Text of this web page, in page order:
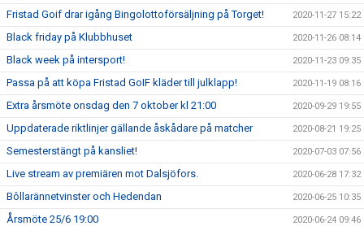
Fristad Goif drar igång Bingolottoförsäljning på Torget! 2020-11-27 15:22
Black friday på Klubbhuset 2020-11-26 08:14
Black week på intersport! 2020-11-23 09:35
Passa på att köpa Fristad GoIF kläder till julklapp! 2020-11-19 08:16
Extra årsmöte onsdag den 7 oktober kl 21:00 2020-09-29 19:55
Uppdaterade riktlinjer gällande åskådare på matcher 2020-08-21 19:25
Semesterstängt på kansliet! 2020-07-03 07:56
Live stream av premiären mot Dalsjöfors. 2020-06-28 17:32
Bôllarännetvinster och Hedendan 2020-06-25 10:35
Årsmöte 25/6 19:00 2020-06-24 09:46